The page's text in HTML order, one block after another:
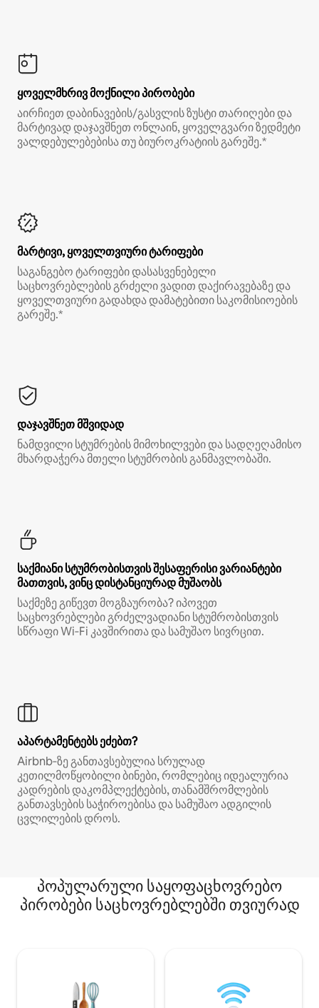
ყოველმხრივ მოქნილი პირობები
აირჩიეთ დაბინავების/გასვლის ზუსტი თარიღები და
მარტივად დაჯავშნეთ ონლაინ, ყოველგვარი ზედმეტი
ვალდებულებებისა თუ ბიუროკრატიის გარეშე.*
მარტივი, ყოველთვიური ტარიფები
საგანგებო ტარიფები დასასვენებელი
საცხოვრებლების გრძელი ვადით დაქირავებაზე და
ყოველთვიური გადახდა დამატებითი საკომისიოების
გარეშე.*
დაჯავშნეთ მშვიდად
ნამდვილი სტუმრების მიმოხილვები და სადღეღამისო
მხარდაჭერა მთელი სტუმრობის განმავლობაში.
საქმიანი სტუმრობისთვის შესაფერისი ვარიანტები
მათთვის, ვინც დისტანციურად მუშაობს
საქმეზე გიწევთ მოგზაურობა? იპოვეთ
საცხოვრებლები გრძელვადიანი სტუმრობისთვის
სწრაფი Wi‑Fi კავშირითა და სამუშაო სივრცით.
აპარტამენტებს ეძებთ?
Airbnb‑ზე განთავსებულია სრულად
კეთილმოწყობილი ბინები, რომლებიც იდეალურია
კადრების დაკომპლექტების, თანამშრომლების
განთავსების საჭიროებისა და სამუშაო ადგილის
ცვლილების დროს.
პოპულარული საყოფაცხოვრებო
პირობები საცხოვრებლებში თვიურად